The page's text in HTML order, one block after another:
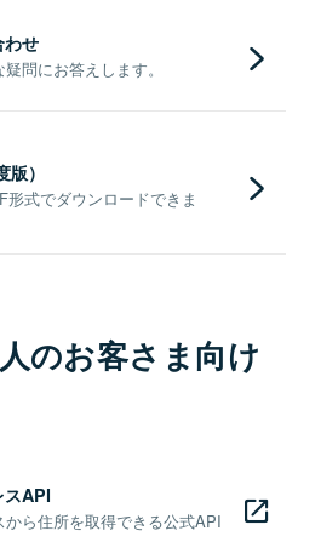
わせ
問にお答えします。
）
式でダウンロードできま
のお客さま向け
スAPI
ら住所を取得できる公式API